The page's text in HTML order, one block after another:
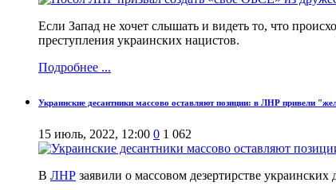
Если Запад не хочет слышать и видеть то, что
преступления украинских нацистов.
Подробнее ...
Украинские десантники массово оставляют позиции: в ЛНР привели
15 июль, 2022, 12:00 0 1 062
В ЛНР заявили о массовом дезертирстве